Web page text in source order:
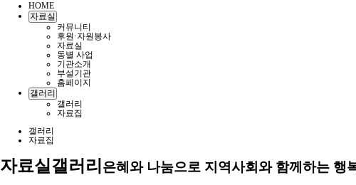
HOME
자료실
커뮤니티
후원·자원봉사
자료실
동별 사업
기관소개
부설기관
홈페이지
갤러리
갤러리
자료집
갤러리
자료집
자료실갤러리 은혜와 나눔으로 지역사회와 함께하는 행